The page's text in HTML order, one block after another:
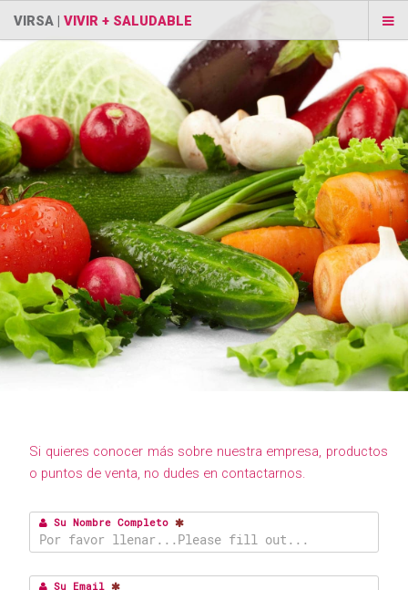
Si quieres conocer más sobre nuestra empresa, productos
o puntos de venta, no dudes en contactarnos.
Su Nombre Completo
Su Email
VIRSA | VIVIR + SALUDABLE